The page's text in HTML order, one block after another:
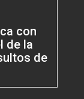
con
de la
de